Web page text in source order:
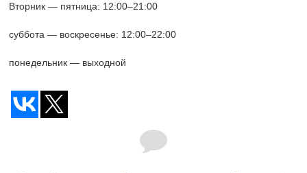
Вторник — пятница: 12:00–21:00
суббота — воскресенье: 12:00–22:00
понедельник — выходной